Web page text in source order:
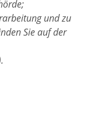
und zu
Sie auf der